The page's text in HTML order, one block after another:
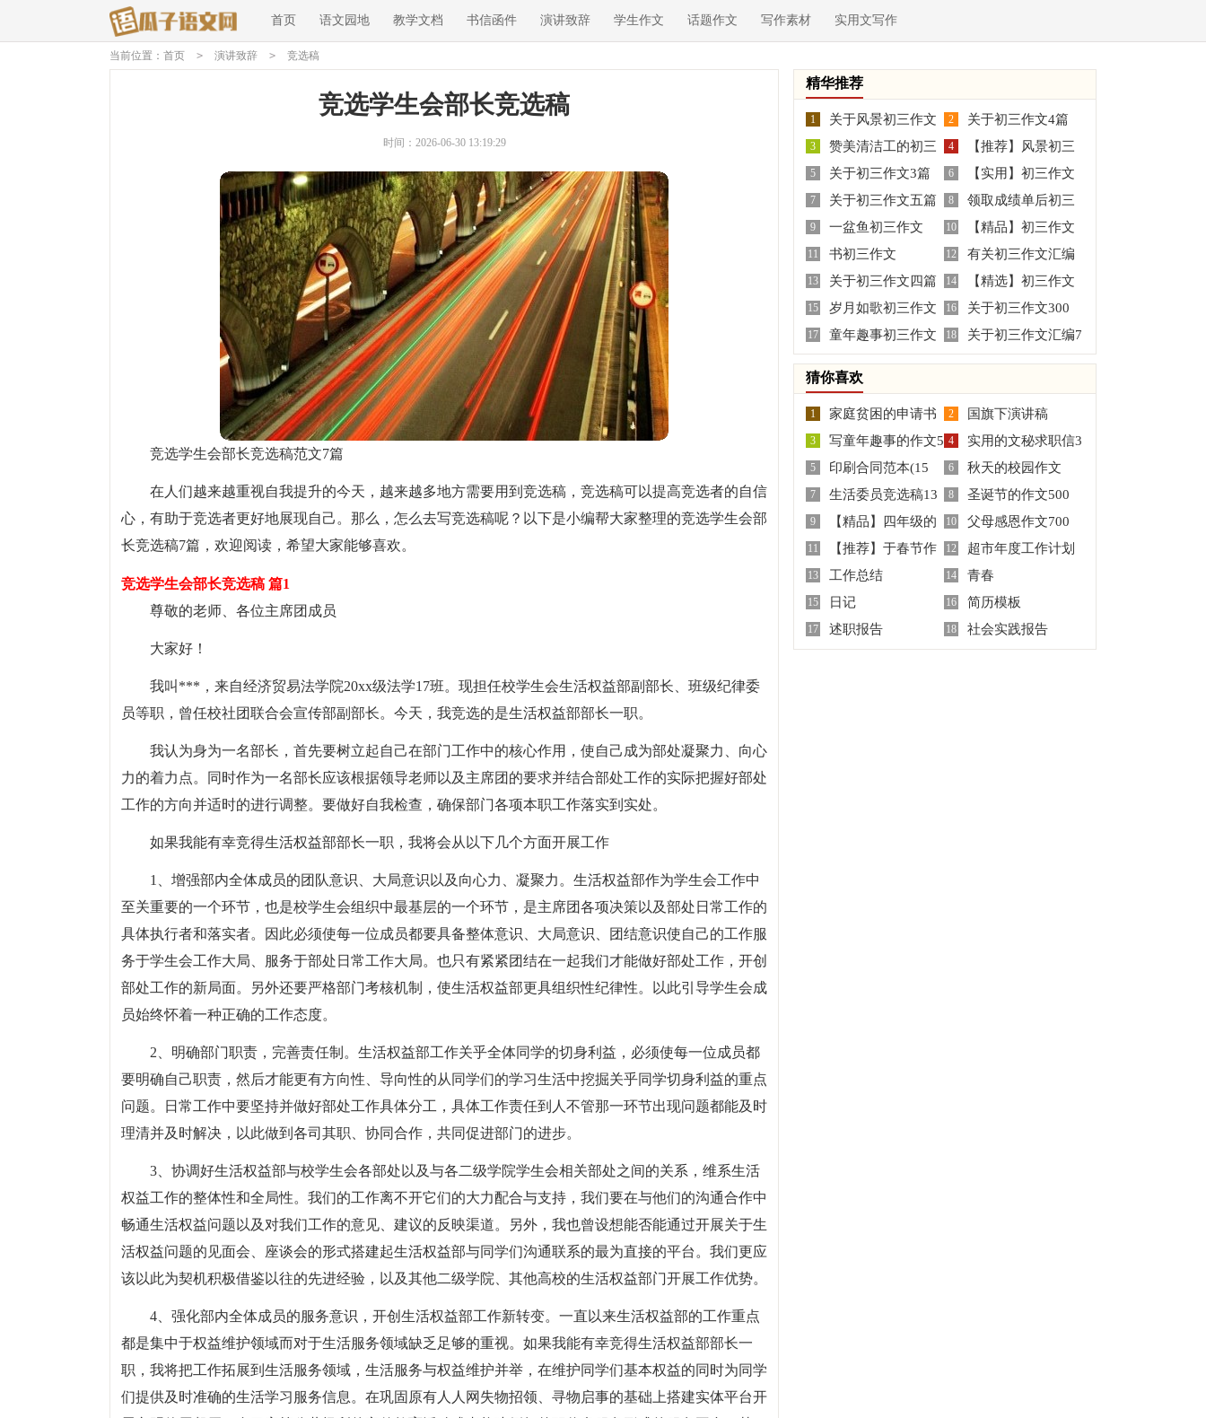
首页 语文园地 教学文档 书信函件 演讲致辞 学生作文 话题作文 写作素材 实用文写作
当前位置： 首页 > 演讲致辞 > 竞选稿
竞选学生会部长竞选稿
时间：2026-06-30 13:19:29
竞选学生会部长竞选稿范文7篇
在人们越来越重视自我提升的今天，越来越多地方需要用到竞选稿，竞选稿可以提高竞选者的自信
心，有助于竞选者更好地展现自己。那么，怎么去写竞选稿呢？以下是小编帮大家整理的竞选学生会部
长竞选稿7篇，欢迎阅读，希望大家能够喜欢。
竞选学生会部长竞选稿 篇1
尊敬的老师、各位主席团成员
大家好！
我叫***，来自经济贸易法学院20xx级法学17班。现担任校学生会生活权益部副部长、班级纪律委
员等职，曾任校社团联合会宣传部副部长。今天，我竞选的是生活权益部部长一职。
我认为身为一名部长，首先要树立起自己在部门工作中的核心作用，使自己成为部处凝聚力、向心
力的着力点。同时作为一名部长应该根据领导老师以及主席团的要求并结合部处工作的实际把握好部处
工作的方向并适时的进行调整。要做好自我检查，确保部门各项本职工作落实到实处。
如果我能有幸竞得生活权益部部长一职，我将会从以下几个方面开展工作
1、增强部内全体成员的团队意识、大局意识以及向心力、凝聚力。生活权益部作为学生会工作中
至关重要的一个环节，也是校学生会组织中最基层的一个环节，是主席团各项决策以及部处日常工作的
具体执行者和落实者。因此必须使每一位成员都要具备整体意识、大局意识、团结意识使自己的工作服
务于学生会工作大局、服务于部处日常工作大局。也只有紧紧团结在一起我们才能做好部处工作，开创
部处工作的新局面。另外还要严格部门考核机制，使生活权益部更具组织性纪律性。以此引导学生会成
员始终怀着一种正确的工作态度。
2、明确部门职责，完善责任制。生活权益部工作关乎全体同学的切身利益，必须使每一位成员都
要明确自己职责，然后才能更有方向性、导向性的从同学们的学习生活中挖掘关乎同学切身利益的重点
问题。日常工作中要坚持并做好部处工作具体分工，具体工作责任到人不管那一环节出现问题都能及时
理清并及时解决，以此做到各司其职、协同合作，共同促进部门的进步。
3、协调好生活权益部与校学生会各部处以及与各二级学院学生会相关部处之间的关系，维系生活
权益工作的整体性和全局性。我们的工作离不开它们的大力配合与支持，我们要在与他们的沟通合作中
畅通生活权益问题以及对我们工作的意见、建议的反映渠道。另外，我也曾设想能否能通过开展关于生
活权益问题的见面会、座谈会的形式搭建起生活权益部与同学们沟通联系的最为直接的平台。我们更应
该以此为契机积极借鉴以往的先进经验，以及其他二级学院、其他高校的生活权益部门开展工作优势。
4、强化部内全体成员的服务意识，开创生活权益部工作新转变。一直以来生活权益部的工作重点
都是集中于权益维护领域而对于生活服务领域缺乏足够的重视。如果我能有幸竞得生活权益部部长一
职，我将把工作拓展到生活服务领域，生活服务与权益维护并举，在维护同学们基本权益的同时为同学
们提供及时准确的生活学习服务信息。在巩固原有人人网失物招领、寻物启事的基础上搭建实体平台开
精华推荐
1
关于风景初三作文
合集九篇
2 关于初三作文4篇
3
赞美清洁工的初三
学生作文
4
【推荐】风景初三
作文3篇
5 关于初三作文3篇 6
【实用】初三作文
汇编五篇
7 关于初三作文五篇 8
领取成绩单后初三
作文
9 一盆鱼初三作文 10
【精品】初三作文
合集七篇
11 书初三作文 12
有关初三作文汇编
九篇
13 关于初三作文四篇 14
【精选】初三作文
汇总十篇
15 岁月如歌初三作文 16
关于初三作文300
字三篇
17
童年趣事初三作文
10篇
18
关于初三作文汇编7
篇
猜你喜欢
1
家庭贫困的申请书
九篇
2 国旗下演讲稿
3
写童年趣事的作文5
篇
4
实用的文秘求职信3
篇
5
印刷合同范本(15
篇)
6
秋天的校园作文
350字
7
生活委员竞选稿13
篇
8
圣诞节的作文500
字集锦8篇
9
【精品】四年级的
作文300字合集六篇
10
父母感恩作文700
字7篇
11
【推荐】于春节作
文8篇
12
超市年度工作计划
汇总5篇
13 工作总结 14 青春
15 日记 16 简历模板
17 述职报告 18 社会实践报告